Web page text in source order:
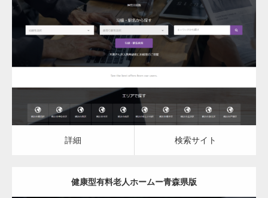
更新日： 2023.03.09
健康型有料老人ホーム
詳細 検索サイト
詳細 検索サイト
健康型有料老人ホームー青森県版